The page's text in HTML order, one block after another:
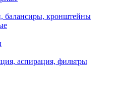
балансиры, кронштейны
аспирация, фильтры